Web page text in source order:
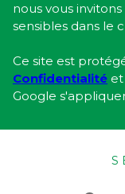
nous vous
sensibles dans le
Ce site est
Confidentialité et
Google